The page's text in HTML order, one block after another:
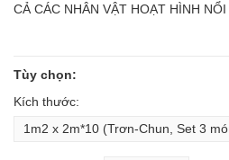
CẢ CÁC NHÂN VẬT HOẠT HÌNH NỔI
Tùy chọn:
Kích thước: